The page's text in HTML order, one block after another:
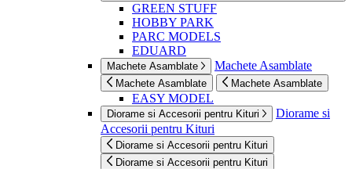
GREEN STUFF
HOBBY PARK
PARC MODELS
EDUARD
Machete Asamblate Machete Asamblate
Machete Asamblate Machete Asamblate
EASY MODEL
Diorame si Accesorii pentru Kituri
Diorame si
Accesorii pentru Kituri
Diorame si Accesorii pentru Kituri
Diorame si Accesorii pentru Kituri